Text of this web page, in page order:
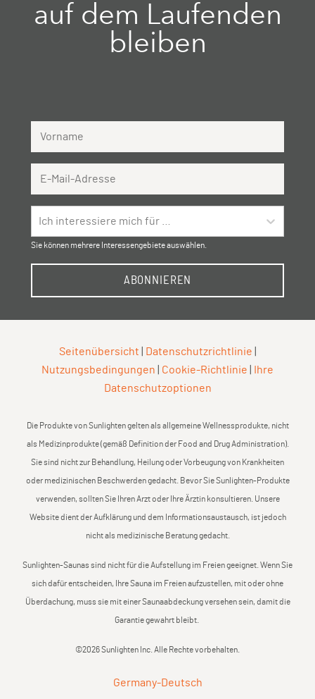
auf dem Laufenden
bleiben
Ich interessiere mich für …
Sie können mehrere Interessengebiete auswählen.
ABONNIEREN
Seitenübersicht Datenschutzrichtlinie
Nutzungsbedingungen
Cookie-Richtlinie
Ihre
Datenschutzoptionen
Die Produkte von Sunlighten gelten als allgemeine Wellnessprodukte, nicht
als Medizinprodukte (gemäß Definition der Food and Drug Administration).
Sie sind nicht zur Behandlung, Heilung oder Vorbeugung von Krankheiten
oder medizinischen Beschwerden gedacht. Bevor Sie Sunlighten-Produkte
verwenden, sollten Sie Ihren Arzt oder Ihre Ärztin konsultieren. Unsere
Website dient der Aufklärung und dem Informationsaustausch, ist jedoch
nicht als medizinische Beratung gedacht.
Sunlighten-Saunas sind nicht für die Aufstellung im Freien geeignet. Wenn Sie
sich dafür entscheiden, Ihre Sauna im Freien aufzustellen, mit oder ohne
Überdachung, muss sie mit einer Saunaabdeckung versehen sein, damit die
Garantie gewahrt bleibt.
©2026 Sunlighten Inc. Alle Rechte vorbehalten.
Germany-Deutsch